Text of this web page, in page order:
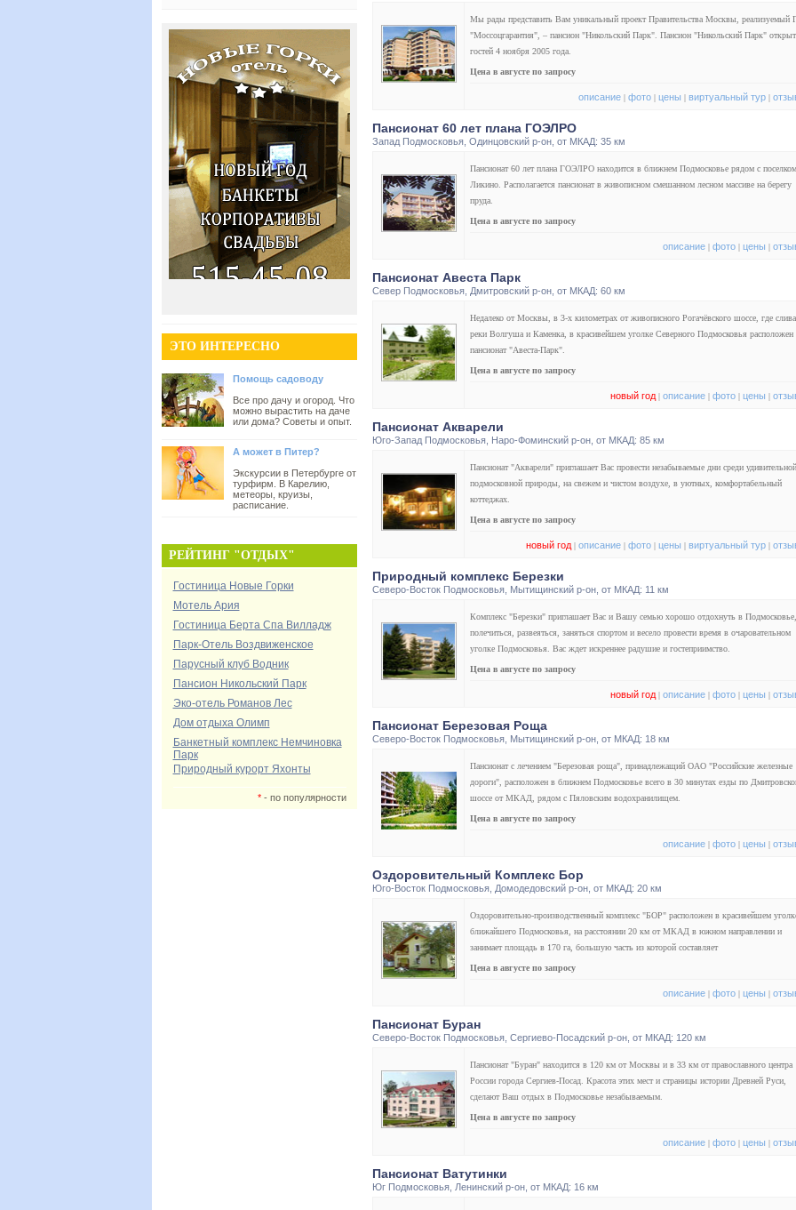
ЭТО ИНТЕРЕСНО
Помощь садоводу
Все про дачу и огород. Что
можно вырастить на даче
или дома? Советы и опыт.
А может в Питер?
Экскурсии в Петербурге от
турфирм. В Карелию,
метеоры, круизы,
расписание.
РЕЙТИНГ "ОТДЫХ"
Гостиница Новые Горки
Мотель Ария
Гостиница Берта Спа Вилладж
Парк-Отель Воздвиженское
Парусный клуб Водник
Пансион Никольский Парк
Эко-отель Романов Лес
Дом отдыха Олимп
Банкетный комплекс Немчиновка
Парк
Природный курорт Яхонты
*- по популярности
Мы рады представить Вам уникальный проект Правительства Москвы, реализуемый
"Моссоцгарантия", – пансион "Никольский Парк". Пансион "Никольский Парк"
гостей 4 ноября 2005 года.
Цена в августе по запросу
описание | фото | цены | виртуальный тур |
Пансионат 60 лет плана ГОЭЛРО
Запад Подмосковья Одинцовский р-он , от МКАД: 35 км
Пансионат 60 лет плана ГОЭЛРО находится в ближнем Подмосковье рядом с поселком
Ликино. Располагается пансионат в живописном смешанном лесном массиве на берегу
пруда.
Цена в августе по запросу
описание | фото | цены |
Пансионат Авеста Парк
Север Подмосковья Дмитровский р-он , от МКАД: 60 км
Недалеко от Москвы, в 3-х километрах от живописного Рогачёвского шоссе, где
реки Волгуша и Каменка, в красивейшем уголке Северного Подмосковья расположен
пансионат "Авеста-Парк".
Цена в августе по запросу
новый год | описание | фото | цены |
Пансионат Акварели
Юго-Запад Подмосковья Наро-Фоминский р-он , от МКАД: 85 км
Пансионат "Акварели" приглашает Вас провести незабываемые дни среди удивительной
подмосковной природы, на свежем и чистом воздухе, в уютных, комфортабельный
коттеджах.
Цена в августе по запросу
новый год | описание | фото | цены | виртуальный тур |
Природный комплекс Березки
Северо-Восток Подмосковья Мытищинский р-он , от МКАД: 11 км
Комплекс "Березки" приглашает Вас и Вашу семью хорошо отдохнуть в Подмосковье,
полечиться, развеяться, заняться спортом и весело провести время в очаровательном
уголке Подмосковья. Вас ждет искреннее радушие и гостеприимство.
Цена в августе по запросу
новый год | описание | фото | цены |
Пансионат Березовая Роща
Северо-Восток Подмосковья Мытищинский р-он , от МКАД: 18 км
Пансионат с лечением "Березовая роща", принадлежащий ОАО "Российские железные
дороги", расположен в ближнем Подмосковье всего в 30 минутах езды по
шоссе от МКАД, рядом с Пяловским водохранилищем.
Цена в августе по запросу
описание | фото | цены |
Оздоровительный Комплекс Бор
Юго-Восток Подмосковья Домодедовский р-он , от МКАД: 20 км
Оздоровительно-производственный комплекс "БОР" расположен в красивейшем
ближайшего Подмосковья, на расстоянии 20 км от МКАД в южном направлении и
занимает площадь в 170 га, большую часть из которой составляет
Цена в августе по запросу
описание | фото | цены |
Пансионат Буран
Северо-Восток Подмосковья Сергиево-Посадский р-он , от МКАД: 120 км
Пансионат "Буран" находится в 120 км от Москвы и в 33 км от православного центра
России города Сергиев-Посад. Красота этих мест и страницы истории Древней Руси,
сделают Ваш отдых в Подмосковье незабываемым.
Цена в августе по запросу
описание | фото | цены |
Пансионат Ватутинки
Юг Подмосковья Ленинский р-он , от МКАД: 16 км